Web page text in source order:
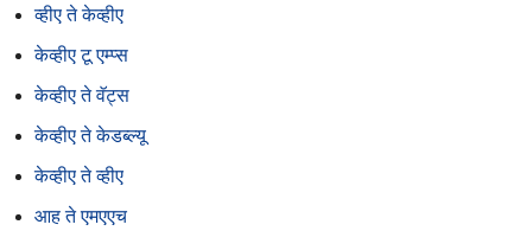
व्हीए ते केव्हीए
केव्हीए टू एम्प्स
केव्हीए ते वॅट्स
केव्हीए ते केडब्ल्यू
केव्हीए ते व्हीए
आह ते एमएएच